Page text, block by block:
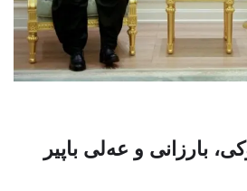
بارزانی و عەلی باپیر